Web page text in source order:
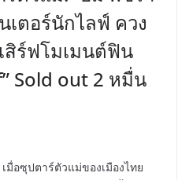
เตอร์นักไลฟ์ ควง
สิร์ฟโมเมนต์ฟิน
Sold out 2 หมื่น
มื่อซุปตาร์ตัวแม่ของเมืองไทย